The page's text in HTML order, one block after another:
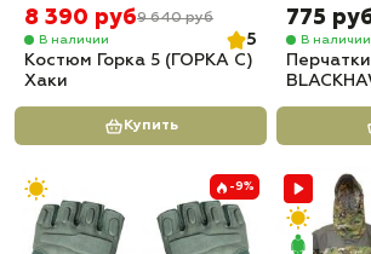
8 390 руб9 640 руб
В наличии
5
Костюм Горка 5 (ГОРКА С)
Хаки
Купить
775
В наличии
-9%